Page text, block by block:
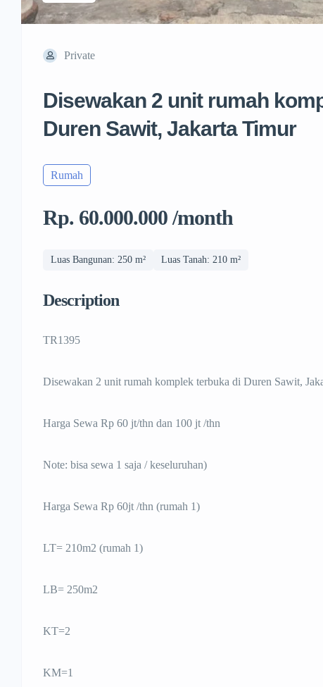
Private
Disewakan 2 unit rumah
Duren Sawit, Jakarta Timur
Rumah
Rp. 60.000.000 /month
Luas Bangunan: 250 m² Luas Tanah: 210 m²
Description
TR1395
Disewakan 2 unit rumah komplek terbuka di Duren Sawit,
Harga Sewa Rp 60 jt/thn dan 100 jt /thn
Note: bisa sewa 1 saja / keseluruhan)
Harga Sewa Rp 60jt /thn (rumah 1)
LT= 210m2 (rumah 1)
LB= 250m2
KT=2
KM=1